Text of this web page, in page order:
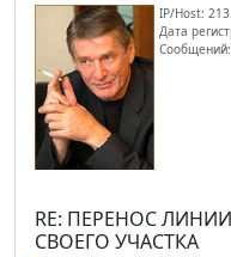
IP/Host:
Дата
RE: ПЕРЕНОС
СВОЕГО УЧАСТКА